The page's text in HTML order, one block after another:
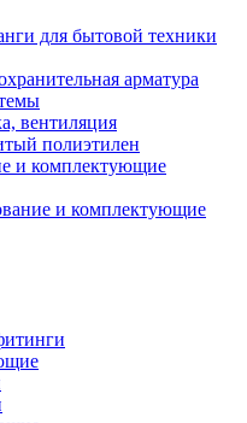
для бытовой техники
арматура
вентиляция
полиэтилен
и комплектующие
и комплектующие